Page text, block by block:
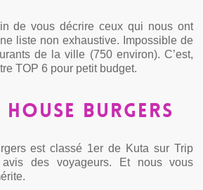
de vous décrire ceux qui nous ont
liste non exhaustive. Impossible de
de la ville (750 environ). C’est,
TOP 6 pour petit budget.
House Burgers
est classé 1er de Kuta sur Trip
des voyageurs. Et nous vous